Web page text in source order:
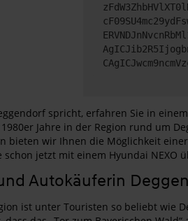
spricht, erfahren Sie in
Jahre in der Region rund um
bieten wir Ihnen die Möglichkeit
jetzt mit einem Hyundai
Autokäuferin
ist unter Touristen so beliebt wie